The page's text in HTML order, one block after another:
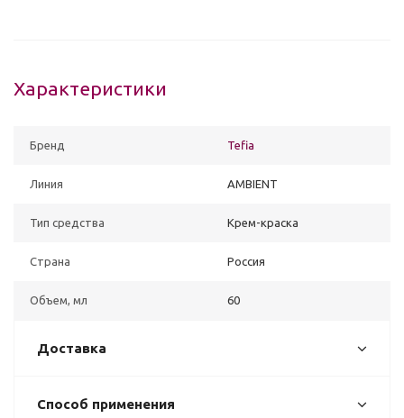
Характеристики
Бренд Tefia
Линия AMBIENT
Тип средства Крем-краска
Страна Россия
Объем, мл 60
Доставка
Способ применения